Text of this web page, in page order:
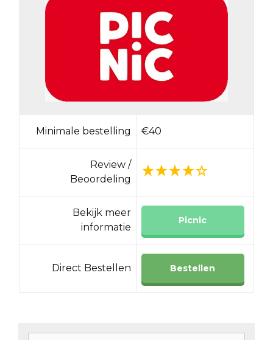
Minimale bestelling €40
Review /
Beoordeling
Bekijk meer
informatie
Picnic
Direct Bestellen Bestellen